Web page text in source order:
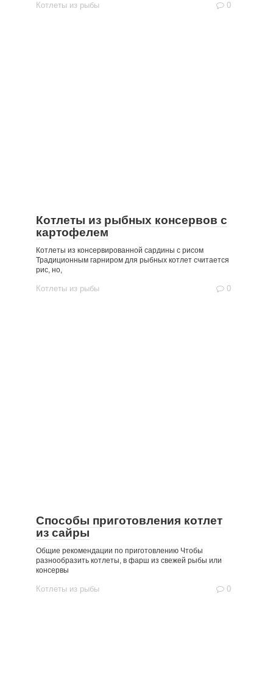
Котлеты из рыбы 0
Котлеты из рыбных консервов с
картофелем
Котлеты из консервированной сардины с рисом
Традиционным гарниром для рыбных котлет считается
рис, но,
Котлеты из рыбы 0
Способы приготовления котлет
из сайры
Общие рекомендации по приготовлению Чтобы
разнообразить котлеты, в фарш из свежей рыбы или
консервы
Котлеты из рыбы 0